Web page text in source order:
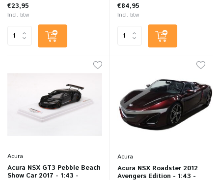
€23,95
Incl. btw
€84,95
Incl. btw
Acura
Acura NSX GT3 Pebble Beach
Show Car 2017 - 1:43 -
Acura
Acura NSX Roadster 2012
Avengers Edition - 1:43 -